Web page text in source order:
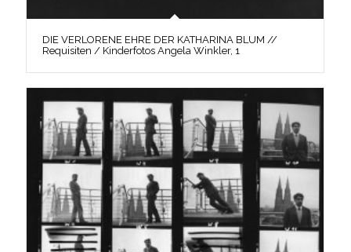
DIE VERLORENE EHRE DER KATHARINA BLUM //
Requisiten / Kinderfotos Angela Winkler, 1